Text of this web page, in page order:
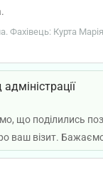
Фахівець: Курта
що поділились
ваш візит.